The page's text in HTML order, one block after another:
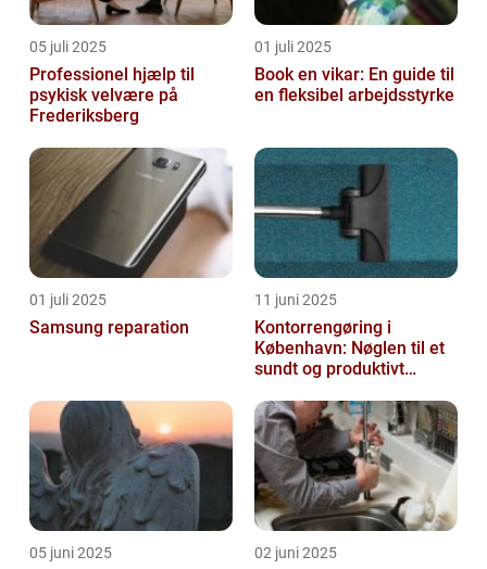
05 juli 2025
Professionel hjælp til
psykisk velvære på
Frederiksberg
01 juli 2025
Book en vikar: En guide til
en fleksibel arbejdsstyrke
01 juli 2025
Samsung reparation
11 juni 2025
Kontorrengøring i
København: Nøglen til et
sundt og produktivt
05 juni 2025 02 juni 2025